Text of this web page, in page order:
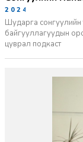
2024-06-12
Шударга сонгуулийн
байгууллагуудын
цуврал подкаст